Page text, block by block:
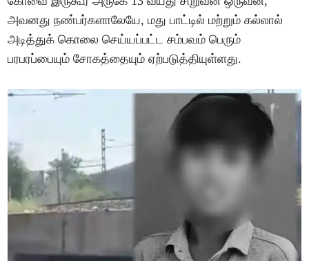
அவனது நண்பர்களாலேயே, மது பாட்டில் மற்றும் கல்லால்
அடித்துக் கொலை செய்யப்பட்ட சம்பவம் பெரும்
பரபரப்பையும் சோகத்தையும் ஏற்படுத்தியுள்ளது.